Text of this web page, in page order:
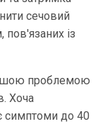
сечовий
із
проблемою
Хоча
симптоми до 40